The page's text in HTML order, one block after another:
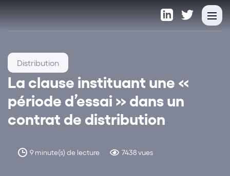
La clause instituant une «
période d’essai » dans un
contrat de distribution
9 minute(s) de lecture 7438 vues
Distribution